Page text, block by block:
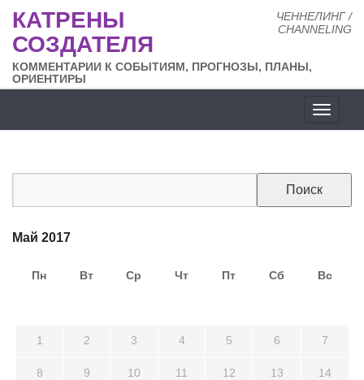
ЧЕННЕЛИНГ /
CHANNELING
КАТРЕНЫ
СОЗДАТЕЛЯ
КОММЕНТАРИИ К СОБЫТИЯМ, ПРОГНОЗЫ, ПЛАНЫ,
ОРИЕНТИРЫ
сайта
Май 2017
Пн Вт Ср Чт Пт Сб Вс
1 2 3 4 5 6 7
8 9 10 11 12 13 14